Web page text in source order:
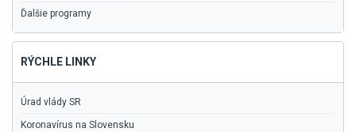
Ďalšie programy
RÝCHLE LINKY
Úrad vlády SR
Koronavírus na Slovensku